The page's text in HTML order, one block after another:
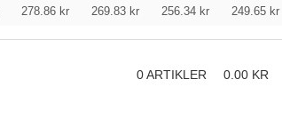
278.86 kr 269.83 kr 256.34 kr 249.65 kr
0ARTIKLER 0.00 KR